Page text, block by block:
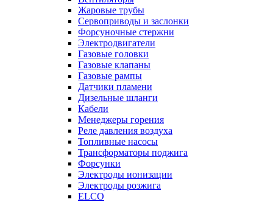
Жаровые трубы
Сервоприводы и заслонки
Форсуночные стержни
Электродвигатели
Газовые головки
Газовые клапаны
Газовые рампы
Датчики пламени
Дизельные шланги
Кабели
Менеджеры горения
Реле давления воздуха
Топливные насосы
Трансформаторы поджига
Форсунки
Электроды ионизации
Электроды розжига
ELCO